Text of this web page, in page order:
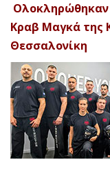
Ολοκληρώθηκαν
Κραβ Μαγκά της
Θεσσαλονίκη